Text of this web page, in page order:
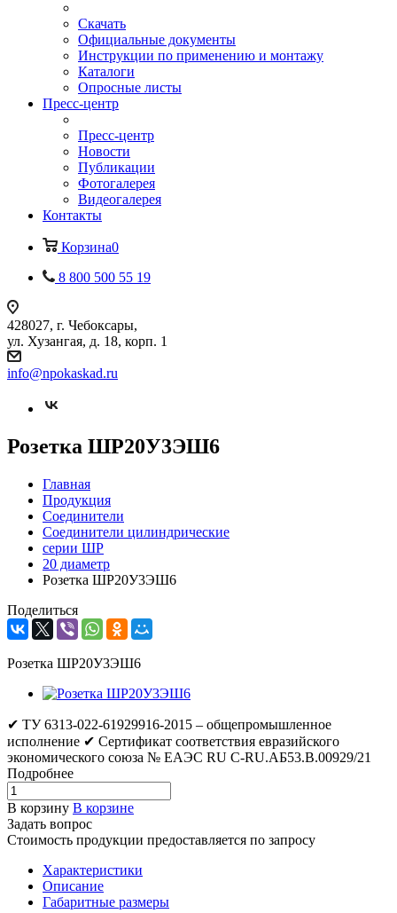
Скачать
Официальные документы
Инструкции по применению и монтажу
Каталоги
Опросные листы
Пресс-центр
Пресс-центр
Новости
Публикации
Фотогалерея
Видеогалерея
Контакты
Корзина0
8 800 500 55 19
428027, г. Чебоксары,
ул. Хузангая, д. 18, корп. 1
info@npokaskad.ru
Розетка ШР20У3ЭШ6
Главная
Продукция
Соединители
Соединители цилиндрические
серии ШР
20 диаметр
Розетка ШР20У3ЭШ6
Поделиться
Розетка ШР20У3ЭШ6
✔ ТУ 6313-022-61929916-2015 – общепромышленное
исполнение ✔ Сертификат соответствия евразийского
экономического союза № ЕАЭС RU C-RU.АБ53.В.00929/21
Подробнее
В корзину В корзине
Задать вопрос
Стоимость продукции предоставляется по запросу
Характеристики
Описание
Габаритные размеры